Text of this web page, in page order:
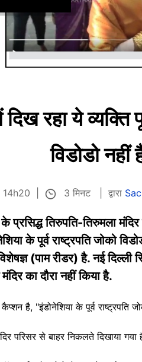
रहा ये व्यक्ति
विडोडो नहीं
14h20 3 मिनट द्वारा
प्रसिद्ध तिरुपति-तिरुमला
के पूर्व राष्ट्रपति जोको
(पाम रीडर) है. नई दिल्ली
का दौरा नहीं किया है.
है, "इंडोनेशिया के पूर्व राष्ट्रपति
परिसर से बाहर निकलते दिखाया गया